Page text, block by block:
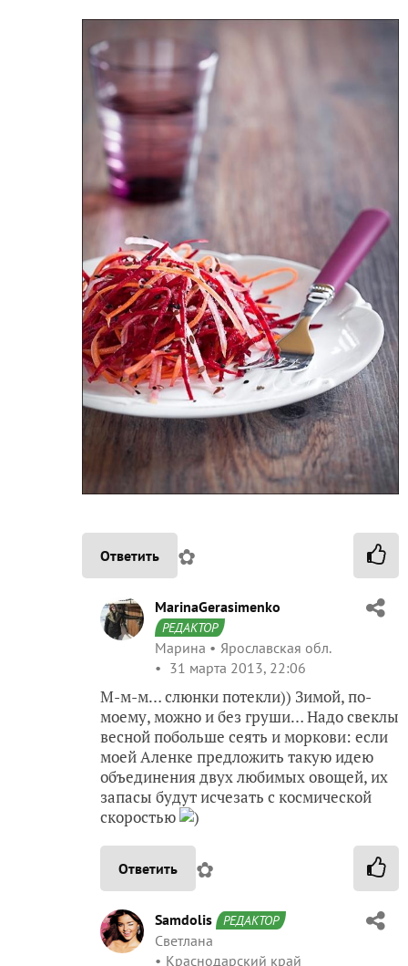
Ответить ✿
MarinaGerasimenko
РЕДАКТОР
Марина
Ярославская обл.
31 марта 2013, 22:06
М-м-м… слюнки потекли)) Зимой, по-
моему, можно и без груши… Надо свеклы
весной побольше сеять и моркови: если
моей Аленке предложить такую идею
объединения двух любимых овощей, их
запасы будут исчезать с космической
скоростью
)
Ответить ✿
Samdolis РЕДАКТОР
Светлана
Краснодарский край